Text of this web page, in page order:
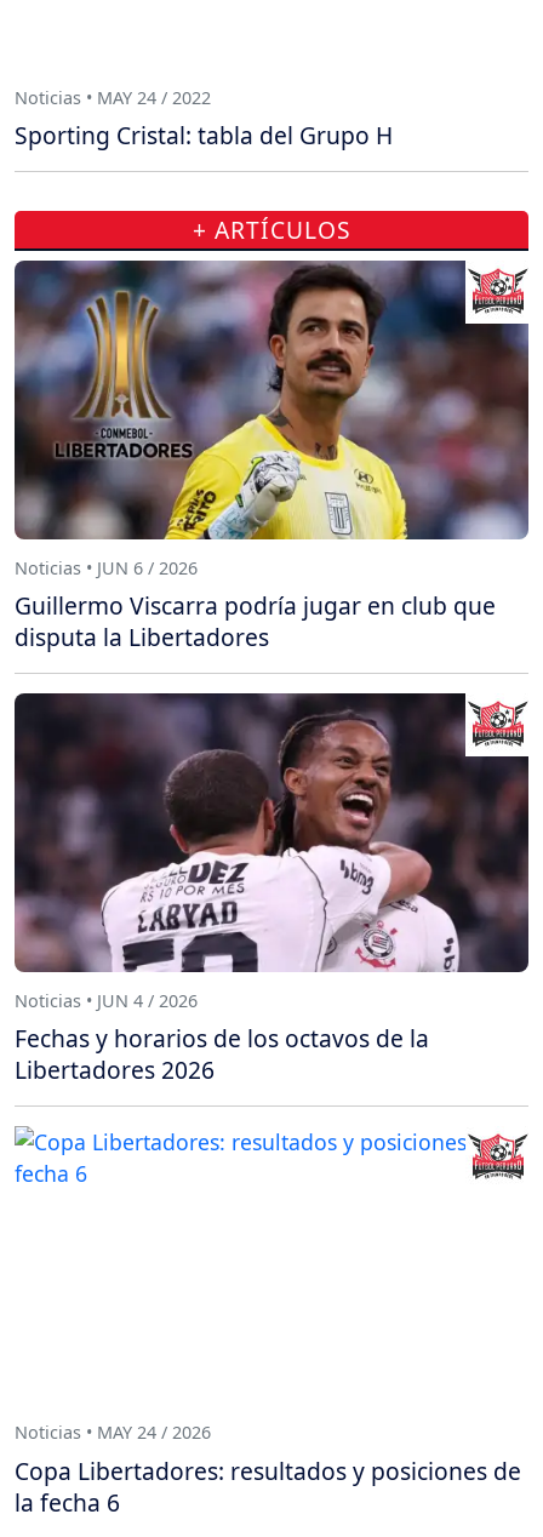
Noticias • MAY 24 / 2022
Sporting Cristal: tabla del Grupo H
+ ARTÍCULOS
Noticias • JUN 6 / 2026
Guillermo Viscarra podría jugar en club que
disputa la Libertadores
Noticias • JUN 4 / 2026
Fechas y horarios de los octavos de la
Libertadores 2026
Noticias • MAY 24 / 2026
Copa Libertadores: resultados y posiciones de
la fecha 6